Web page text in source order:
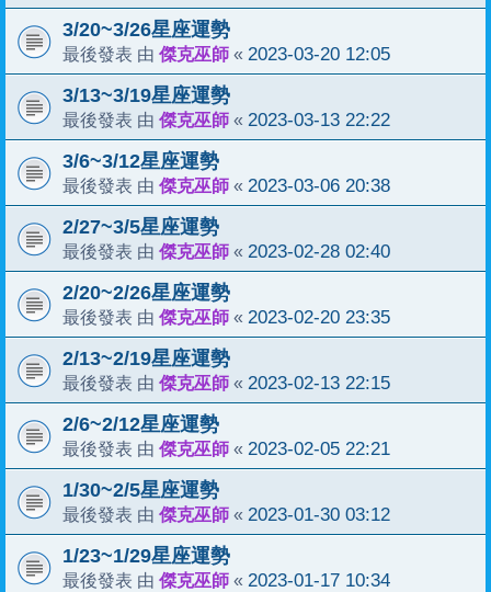
3/20~3/26星座運勢
最後發表 由 傑克巫師 « 2023-03-20 12:05
3/13~3/19星座運勢
最後發表 由 傑克巫師 « 2023-03-13 22:22
3/6~3/12星座運勢
最後發表 由 傑克巫師 « 2023-03-06 20:38
2/27~3/5星座運勢
最後發表 由 傑克巫師 « 2023-02-28 02:40
2/20~2/26星座運勢
最後發表 由 傑克巫師 « 2023-02-20 23:35
2/13~2/19星座運勢
最後發表 由 傑克巫師 « 2023-02-13 22:15
2/6~2/12星座運勢
最後發表 由 傑克巫師 « 2023-02-05 22:21
1/30~2/5星座運勢
最後發表 由 傑克巫師 « 2023-01-30 03:12
1/23~1/29星座運勢
最後發表 由 傑克巫師 « 2023-01-17 10:34